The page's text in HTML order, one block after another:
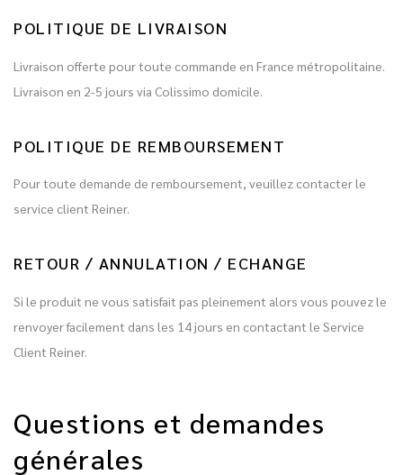
POLITIQUE DE LIVRAISON
Livraison offerte pour toute commande en France métropolitaine.
Livraison en 2-5 jours via Colissimo domicile.
POLITIQUE DE REMBOURSEMENT
Pour toute demande de remboursement, veuillez contacter le
service client Reiner.
RETOUR / ANNULATION / ECHANGE
Si le produit ne vous satisfait pas pleinement alors vous pouvez le
renvoyer facilement dans les 14 jours en contactant le Service
Client Reiner.
Questions et demandes
générales